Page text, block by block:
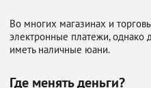
Во многих магазинах и
электронные платежи, однако
иметь наличные юани.
Где менять деньги?